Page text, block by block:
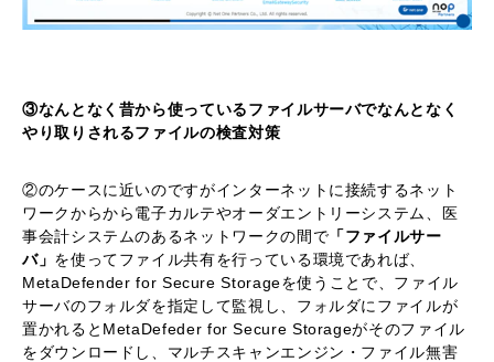
③なんとなく昔から使っているファイルサーバでなんとなく
やり取りされるファイルの検査対策
②のケースに近いのですがインターネットに接続するネット
ワークからから電子カルテやオーダエントリーシステム、医
事会計システムのあるネットワークの間で 「ファイルサー
バ」 を使ってファイル共有を行っている環境であれば、
MetaDefender for Secure Storageを使うことで、ファイル
サーバのフォルダを指定して監視し、フォルダにファイルが
置かれるとMetaDefeder for Secure Storageがそのファイル
をダウンロードし、マルチスキャンエンジン・ファイル無害